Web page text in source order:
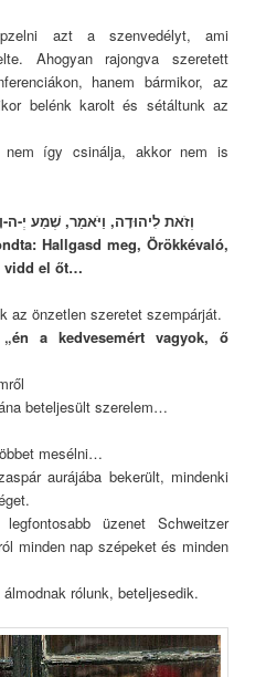
azt a szenvedélyt, ami
Ahogyan rajongva szeretett
hanem bármikor, az
belénk karolt és sétáltunk az
nem így csinálja, akkor nem is
וְזֹאת לִיהוּדָה, וַיֹּאמַר, שְׁמַע יְ-
Hallgasd meg, Örökkévaló,
vidd el őt…
az önzetlen szeretet szempárját.
a kedvesemért vagyok, ő
beteljesült szerelem…
mesélni…
aurájába bekerült, mindenki
üzenet Schweitzer
minden nap szépeket és minden
rólunk, beteljesedik.